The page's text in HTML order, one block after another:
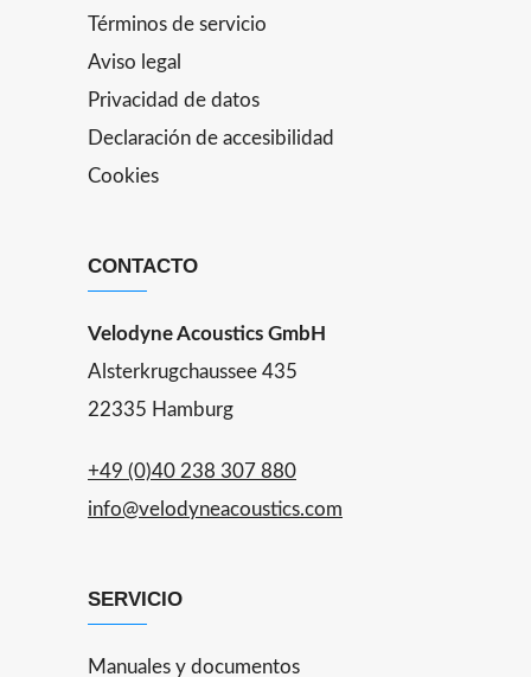
Términos de servicio
Aviso legal
Privacidad de datos
Declaración de accesibilidad
Cookies
CONTACTO
Velodyne Acoustics GmbH
Alsterkrugchaussee 435
22335 Hamburg
+49 (0)40 238 307 880
info@velodyneacoustics.com
SERVICIO
Manuales y documentos